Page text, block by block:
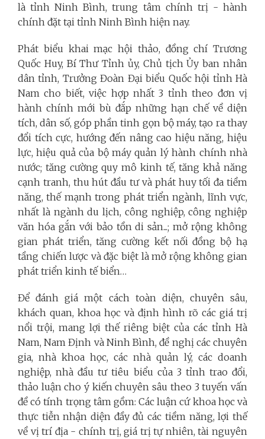
là tỉnh Ninh Bình, trung tâm chính trị - hành
chính đặt tại tỉnh Ninh Bình hiện nay.
Phát biểu khai mạc hội thảo, đồng chí Trương
Quốc Huy, Bí Thư Tỉnh ủy, Chủ tịch Ủy ban nhân
dân tỉnh, Trưởng Đoàn Đại biểu Quốc hội tỉnh Hà
Nam cho biết, việc hợp nhất 3 tỉnh theo đơn vị
hành chính mới bù đắp những hạn chế về diện
tích, dân số, góp phần tinh gọn bộ máy, tạo ra thay
đổi tích cực, hướng đến nâng cao hiệu năng, hiệu
lực, hiệu quả của bộ máy quản lý hành chính nhà
nước; tăng cường quy mô kinh tế, tăng khả năng
cạnh tranh, thu hút đầu tư và phát huy tối đa tiềm
năng, thế mạnh trong phát triển ngành, lĩnh vực,
nhất là ngành du lịch, công nghiệp, công nghiệp
văn hóa gắn với bảo tồn di sản...; mở rộng không
gian phát triển, tăng cường kết nối đồng bộ hạ
tầng chiến lược và đặc biệt là mở rộng không gian
phát triển kinh tế biển…
Để đánh giá một cách toàn diện, chuyên sâu,
khách quan, khoa học và định hình rõ các giá trị
nổi trội, mang lợi thế riêng biệt của các tỉnh Hà
Nam, Nam Định và Ninh Bình, đề nghị các chuyên
gia, nhà khoa học, các nhà quản lý, các doanh
nghiệp, nhà đầu tư tiêu biểu của 3 tỉnh trao đổi,
thảo luận cho ý kiến chuyên sâu theo 3 tuyến vấn
đề có tính trọng tâm gồm: Các luận cứ khoa học và
thực tiễn nhận diện đầy đủ các tiềm năng, lợi thế
về vị trí địa - chính trị, giá trị tự nhiên, tài nguyên